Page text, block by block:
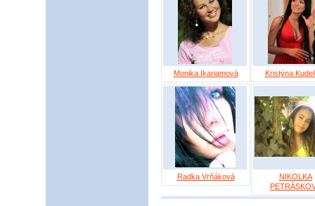
Monika Ikariamová Kristýna
Radka Vrňáková
NIKOLKA